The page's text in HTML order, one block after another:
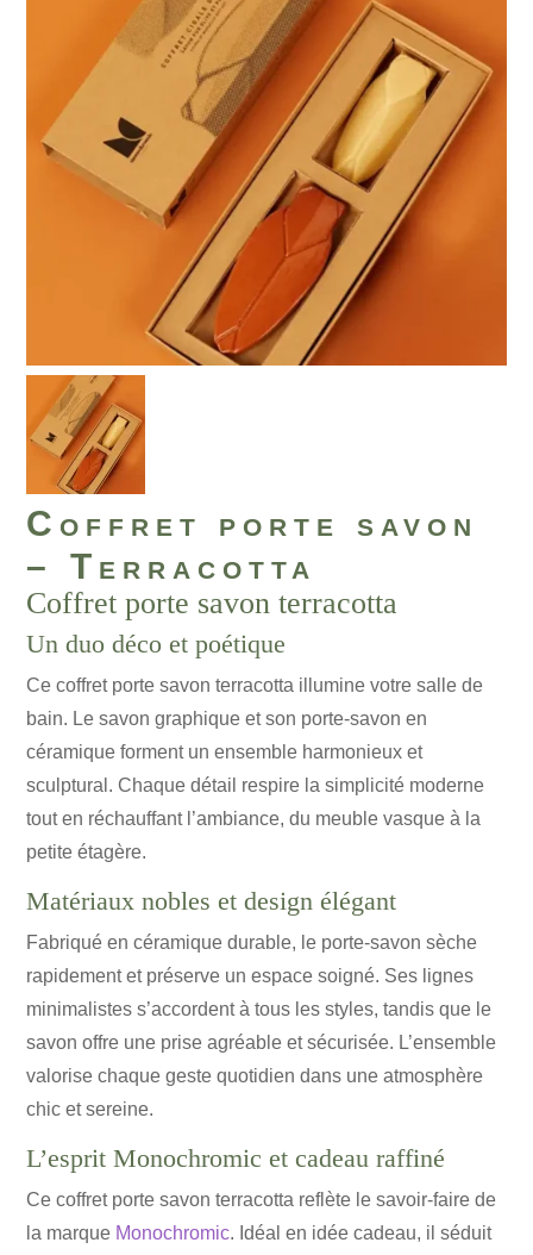
Coffret porte savon
– Terracotta
Coffret porte savon terracotta
Un duo déco et poétique
Ce coffret porte savon terracotta illumine votre salle de
bain. Le savon graphique et son porte-savon en
céramique forment un ensemble harmonieux et
sculptural. Chaque détail respire la simplicité moderne
tout en réchauffant l’ambiance, du meuble vasque à la
petite étagère.
Matériaux nobles et design élégant
Fabriqué en céramique durable, le porte-savon sèche
rapidement et préserve un espace soigné. Ses lignes
minimalistes s’accordent à tous les styles, tandis que le
savon offre une prise agréable et sécurisée. L’ensemble
valorise chaque geste quotidien dans une atmosphère
chic et sereine.
L’esprit Monochromic et cadeau raffiné
Ce coffret porte savon terracotta reflète le savoir-faire de
la marque Monochromic. Idéal en idée cadeau, il séduit